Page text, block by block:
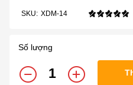
SKU: XDM-14
Số lượng